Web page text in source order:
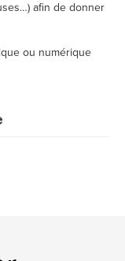
afin de donner
ou numérique